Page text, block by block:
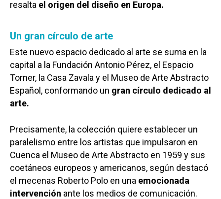
resalta el origen del diseño en Europa.
Un gran círculo de arte
Este nuevo espacio dedicado al arte se suma en la
capital a la Fundación Antonio Pérez, el Espacio
Torner, la Casa Zavala y el Museo de Arte Abstracto
Español, conformando un gran círculo dedicado al
arte.
Precisamente, la colección quiere establecer un
paralelismo entre los artistas que impulsaron en
Cuenca el Museo de Arte Abstracto en 1959 y sus
coetáneos europeos y americanos, según destacó
el mecenas Roberto Polo en una emocionada
intervención ante los medios de comunicación.